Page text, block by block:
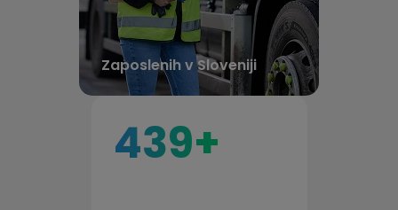
Zaposlenih v Sloveniji
467+